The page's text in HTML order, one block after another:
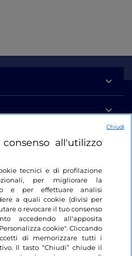
all'utilizzo
tecnici e di profilazione
per migliorare la
e per effettuare analisi
a quali cookie (divisi per
o revocare il tuo consenso
accedendo all'apposita
cookie". Cliccando
di memorizzare tutti i
Il tasto “Chiudi” chiude il
Chiudi